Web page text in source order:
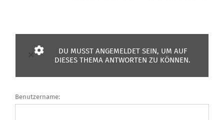
DU MUSST ANGEMELDET SEIN, UM AUF
DIESES THEMA ANTWORTEN ZU KÖNNEN.
Benutzername: